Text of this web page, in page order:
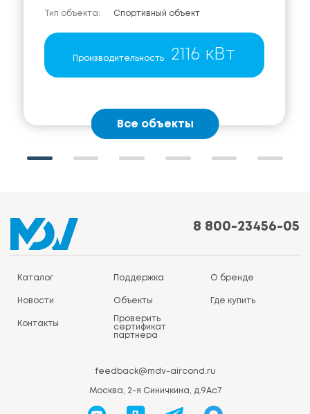
Тип объекта: Спортивный объект
Производительность 2116 кВт
Все объекты
8 800-23456-05
Каталог Поддержка О бренде
Новости Объекты Где купить
Контакты
Проверить
сертификат
партнера
feedback@mdv-aircond.ru
Москва, 2-я Синичкина, д.9Ас7